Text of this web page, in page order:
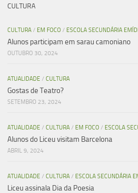
CULTURA
CULTURA / EM FOCO / ESCOLA SECUNDÁRIA
Alunos participam em sarau camoniano
OUTUBRO 30, 2024
ATUALIDADE / CULTURA
Gostas de Teatro?
SETEMBRO 23, 2024
ATUALIDADE / CULTURA / EM FOCO / ESCOLA
Alunos do Liceu visitam Barcelona
ABRIL 9, 2024
ATUALIDADE / CULTURA / ESCOLA SECUNDÁRIA
Liceu assinala Dia da Poesia